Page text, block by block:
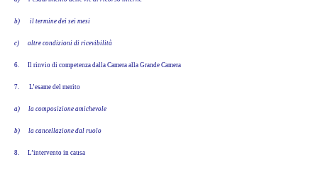
b) il termine dei sei mesi
c) altre condizioni di ricevibilità
6. Il rinvio di competenza dalla Camera alla Grande Camera
7. L’esame del merito
a) la composizione amichevole
b) la cancellazione dal ruolo
8. L’intervento in causa